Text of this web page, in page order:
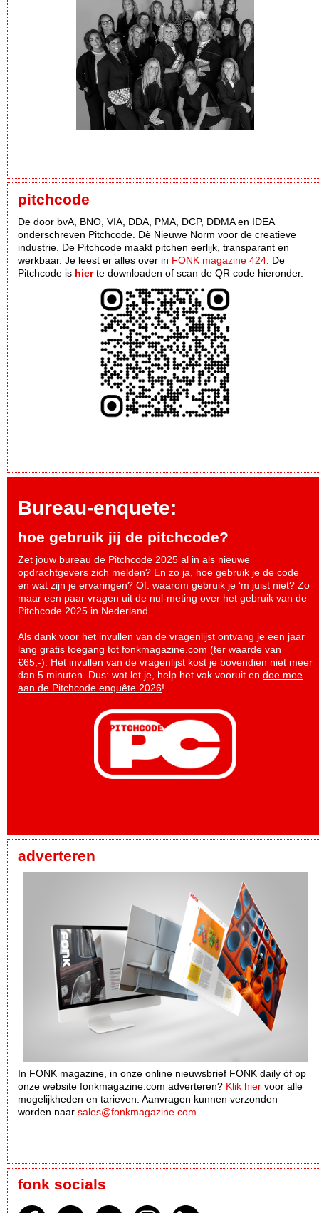
pitchcode
De door bvA, BNO, VIA, DDA, PMA, DCP, DDMA en IDEA
onderschreven Pitchcode. Dè Nieuwe Norm voor de creatieve
industrie. De Pitchcode maakt pitchen eerlijk, transparant en
werkbaar. Je leest er alles over in FONK magazine 424 . De
Pitchcode is hierte downloaden of scan de QR code hieronder.
Bureau-enquete:
hoe gebruik jij de pitchcode?
Zet jouw bureau de Pitchcode 2025 al in als nieuwe
opdrachtgevers zich melden? En zo ja, hoe gebruik je de code
en wat zijn je ervaringen? Of: waarom gebruik je ‘m juist niet? Zo
maar een paar vragen uit de nul-meting over het gebruik van de
Pitchcode 2025 in Nederland.
Als dank voor het invullen van de vragenlijst ontvang je een jaar
lang gratis toegang tot fonkmagazine.com (ter waarde van
€65,-). Het invullen van de vragenlijst kost je bovendien niet meer
dan 5 minuten. Dus: wat let je, help het vak vooruit en doe mee
aan de Pitchcode enquête 2026!
adverteren
In FONK magazine, in onze online nieuwsbrief FONK daily óf op
onze website fonkmagazine.com adverteren? Klik hier voor alle
mogelijkheden en tarieven. Aanvragen kunnen verzonden
worden naar sales@fonkmagazine.com
fonk socials